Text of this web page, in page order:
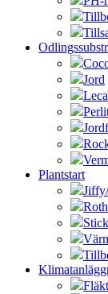
Jord
Plantstart